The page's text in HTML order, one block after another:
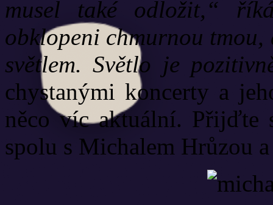
musel také odložit,“
obklopeni chmurnou
světlem. Světlo je
chystanými koncerty a
něco víc aktuální. Přijďte
spolu s Michalem Hrůzou